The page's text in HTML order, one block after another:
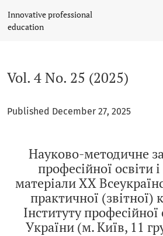
Vol. 4 No. 25 (2025): Науково-
Innovative professional
education
Vol. 4 No. 25 (2025)
Published December 27, 2025
Науково-методичне
професійної освіти
матеріали XХ
практичної (звітної)
Інституту
України (м. Київ, 11